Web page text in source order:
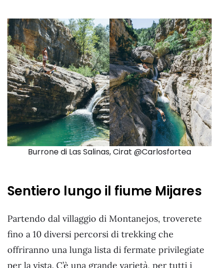
Burrone di Las Salinas, Cirat @Carlosfortea
Sentiero lungo il fiume Mijares
Partendo dal villaggio di Montanejos, troverete
fino a 10 diversi percorsi di trekking che
offriranno una lunga lista di fermate privilegiate
per la vista. C’è una grande varietà, per tutti i